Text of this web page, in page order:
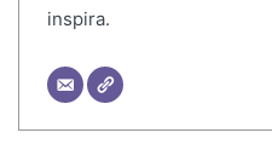
inspira.